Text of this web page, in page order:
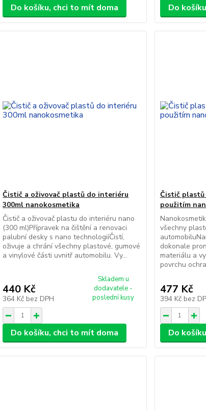
Do košíku, chci to mít doma Do
Čistič a oživovač plastů do interiéru
300ml nanokosmetika
Čistič a oživovač plastu do interiéru nano
(300 ml)Přípravek na čištění a renovaci
palubní desky s nano technologiíČistí,
oživuje a chrání všechny plastové, gumové
a vinylové části uvnitř automobilu. Vy...
440 Kč
364 Kč bez DPH
Skladem u
dodavatele -
poslední kusy
Do košíku, chci to mít doma
Čistič plastů
použitím
všechny
dokonale
materiálu a
povrchu
477 Kč
394 Kč bez
Do